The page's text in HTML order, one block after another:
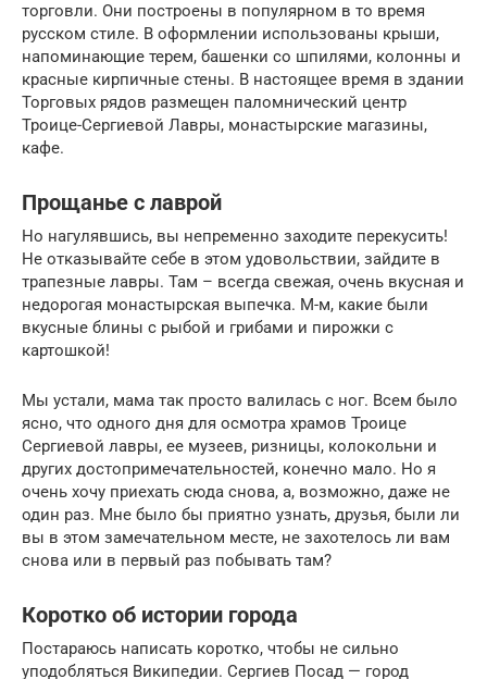
торговли. Они построены в популярном в то время
русском стиле. В оформлении использованы крыши,
напоминающие терем, башенки со шпилями, колонны и
красные кирпичные стены. В настоящее время в здании
Торговых рядов размещен паломнический центр
Троице-Сергиевой Лавры, монастырские магазины,
кафе.
Прощанье с лаврой
Но нагулявшись, вы непременно заходите перекусить!
Не отказывайте себе в этом удовольствии, зайдите в
трапезные лавры. Там – всегда свежая, очень вкусная и
недорогая монастырская выпечка. М-м, какие были
вкусные блины с рыбой и грибами и пирожки с
картошкой!
Мы устали, мама так просто валилась с ног. Всем было
ясно, что одного дня для осмотра храмов Троице
Сергиевой лавры, ее музеев, ризницы, колокольни и
других достопримечательностей, конечно мало. Но я
очень хочу приехать сюда снова, а, возможно, даже не
один раз. Мне было бы приятно узнать, друзья, были ли
вы в этом замечательном месте, не захотелось ли вам
снова или в первый раз побывать там?
Коротко об истории города
Постараюсь написать коротко, чтобы не сильно
уподобляться Википедии. Сергиев Посад — город